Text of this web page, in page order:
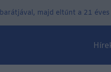
majd eltűnt a 21